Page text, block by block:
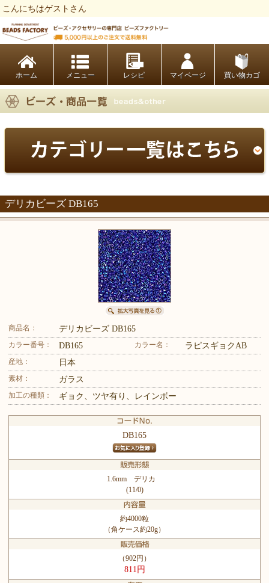
こんにちはゲストさん
ホーム レシピ マイページ 買い物カゴ
デリカビーズ DB165
商品名： デリカビーズ DB165
カラー番号： DB165 カラー名： ラピスギョクAB
産地： 日本
素材： ガラス
加工の種類： ギョク、ツヤ有り、レインボー
DB165
1.6mm デリカ
(11/0)
約4000粒
（角ケース約20g）
（902円）
811円